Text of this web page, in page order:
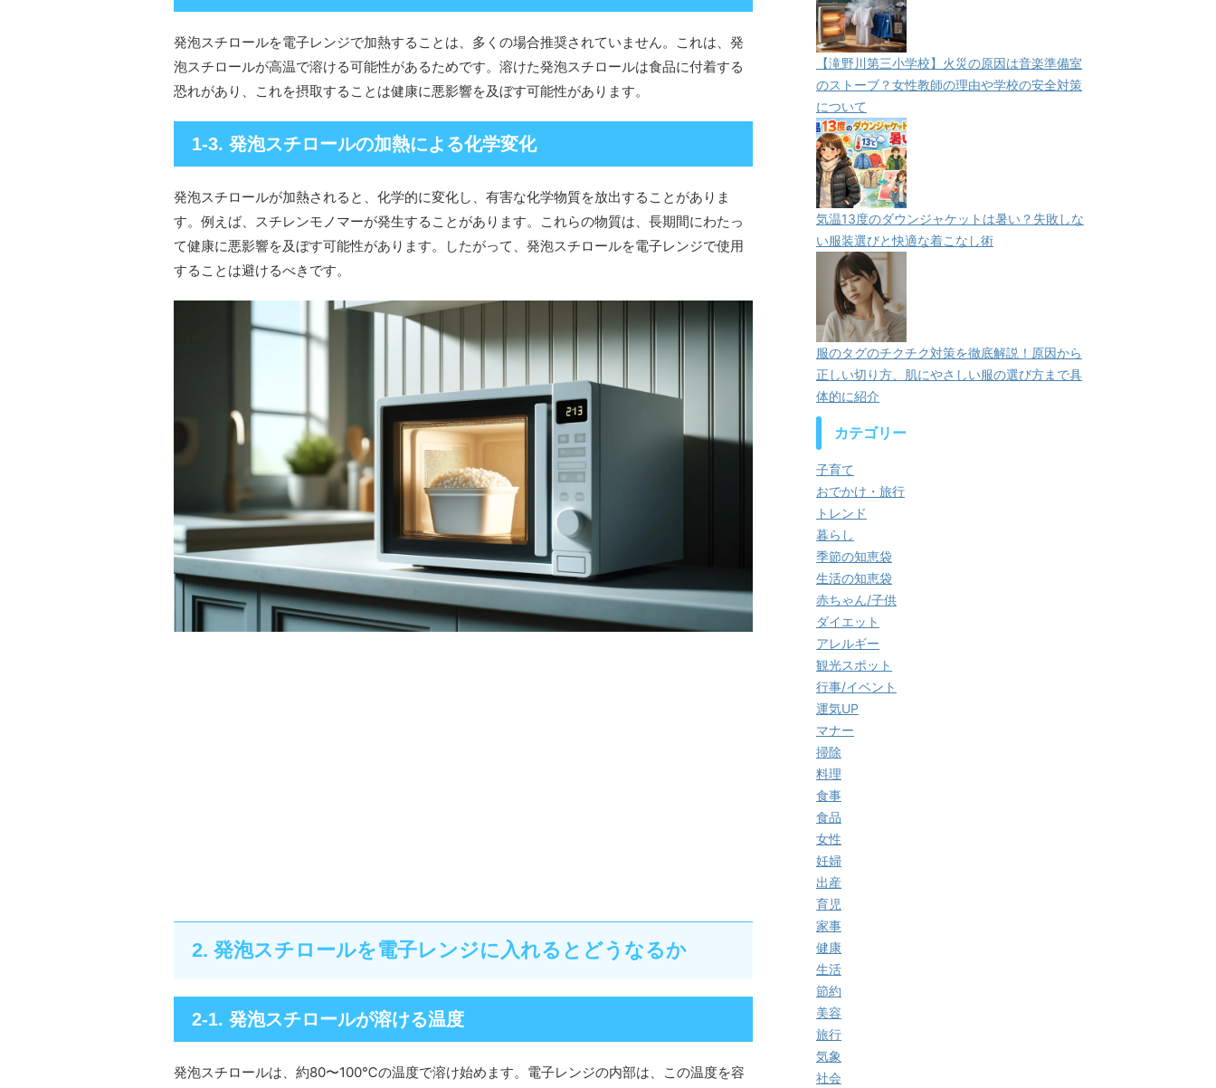
発泡スチロールを電子レンジで加熱することは、多くの場合推奨されていません。これは、発
泡スチロールが高温で溶ける可能性があるためです。溶けた発泡スチロールは食品に付着する
恐れがあり、これを摂取することは健康に悪影響を及ぼす可能性があります。
1-3. 発泡スチロールの加熱による化学変化
発泡スチロールが加熱されると、化学的に変化し、有害な化学物質を放出することがありま
す。例えば、スチレンモノマーが発生することがあります。これらの物質は、長期間にわたっ
て健康に悪影響を及ぼす可能性があります。したがって、発泡スチロールを電子レンジで使用
することは避けるべきです。
2. 発泡スチロールを電子レンジに入れるとどうなるか
2-1. 発泡スチロールが溶ける温度
発泡スチロールは、約80〜100℃の温度で溶け始めます。電子レンジの内部は、この温度を容
【滝野川第三小学校】火災の原因は音楽準備室
のストーブ？女性教師の理由や学校の安全対策
について
気温13度のダウンジャケットは暑い？失敗しな
い服装選びと快適な着こなし術
服のタグのチクチク対策を徹底解説！原因から
正しい切り方、肌にやさしい服の選び方まで具
体的に紹介
カテゴリー
子育て
おでかけ・旅行
トレンド
暮らし
季節の知恵袋
生活の知恵袋
赤ちゃん/子供
ダイエット
アレルギー
観光スポット
行事/イベント
運気UP
マナー
掃除
料理
食事
食品
女性
妊婦
出産
育児
家事
健康
生活
節約
美容
旅行
気象
社会